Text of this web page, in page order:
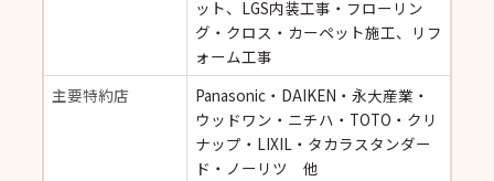
ット、LGS内装工事・フローリン
グ・クロス・カーペット施工、リフ
ォーム工事
主要特約店
Panasonic・DAIKEN・永大産業・
ウッドワン・ニチハ・TOTO・クリ
ナップ・LIXIL・タカラスタンダー
ド・ノーリツ 他